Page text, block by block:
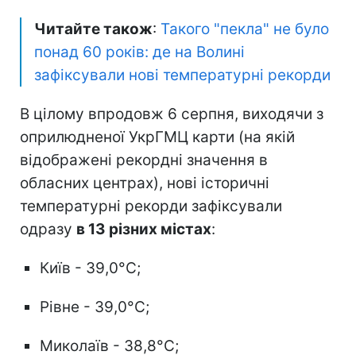
Читайте також: Такого "пекла" не було
понад 60 років: де на Волині
зафіксували нові температурні рекорди
В цілому впродовж 6 серпня, виходячи з
оприлюдненої УкрГМЦ карти (на якій
відображені рекордні значення в
обласних центрах), нові історичні
температурні рекорди зафіксували
одразу в 13 різних містах:
Київ - 39,0°C;
Рівне - 39,0°C;
Миколаїв - 38,8°C;